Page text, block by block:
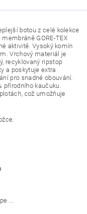
botou z celé kolekce
GORE-TEX
aktivitě. Vysoký komín
Vrchový materiál je
recyklovaný ripstop
a poskytuje extra
pro snadné obouvání.
přírodního kaučuku.
což umožňuje
...